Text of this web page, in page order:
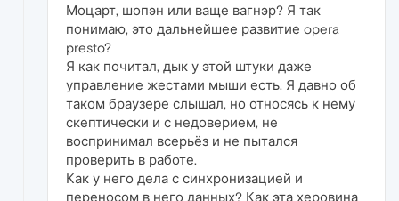
Моцарт, шопэн или ваще вагнэр? Я так
понимаю, это дальнейшее развитие opera
presto?
Я как почитал, дык у этой штуки даже
управление жестами мыши есть. Я давно об
таком браузере слышал, но относясь к нему
скептически и с недоверием, не
воспринимал всерьёз и не пытался
проверить в работе.
Как у него дела с синхронизацией и
переносом в него данных? Как эта херовина